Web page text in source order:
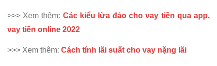
>>> Xem thêm: Các kiểu lừa đảo cho vay tiền qua app,
vay tiền online 2022
>>> Xem thêm: Cách tính lãi suất cho vay nặng lãi